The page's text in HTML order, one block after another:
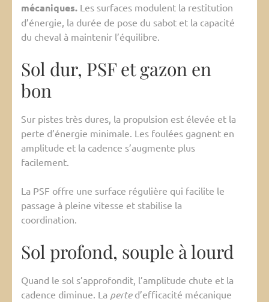
mécaniques. Les surfaces modulent la restitution
d’énergie, la durée de pose du sabot et la capacité
du cheval à maintenir l’équilibre.
Sol dur, PSF et gazon en
bon
Sur pistes très dures, la propulsion est élevée et la
perte d’énergie minimale. Les foulées gagnent en
amplitude et la cadence s’augmente plus
facilement.
La PSF offre une surface régulière qui facilite le
passage à pleine vitesse et stabilise la
coordination.
Sol profond, souple à lourd
Quand le sol s’approfondit, l’amplitude chute et la
cadence diminue. La perted’efficacité mécanique